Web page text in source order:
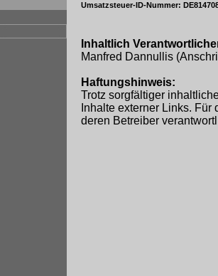
Umsatzsteuer-ID-Nummer:
Inhaltlich
Manfred Dannullis
Haftungshinweis:
Trotz sorgfältiger
Inhalte externer Links.
deren Betreiber